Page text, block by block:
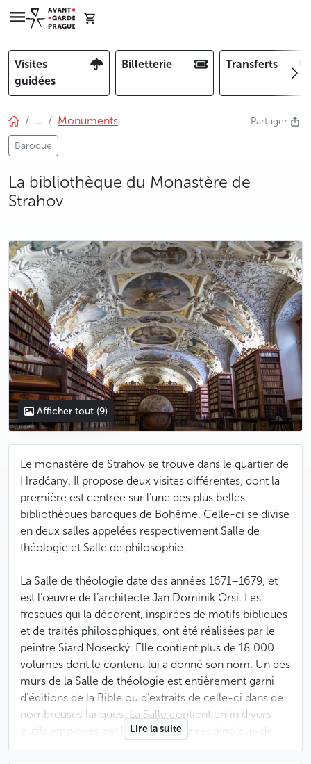
Visites
guidées
Billetterie Transferts
… Monuments
Baroque
Partager
La bibliothèque du Monastère de
Strahov
photo 5
photo 6
photo 7
photo 8
photo 9
Afficher tout (9)
Le monastère de Strahov se trouve dans le quartier de
Hradčany. Il propose deux visites différentes, dont la
première est centrée sur l’une des plus belles
bibliothèques baroques de Bohême. Celle-ci se divise
en deux salles appelées respectivement Salle de
théologie et Salle de philosophie.
La Salle de théologie date des années 1671–1679, et
est l’œuvre de l’architecte Jan Dominik Orsi. Les
fresques qui la décorent, inspirées de motifs bibliques
et de traités philosophiques, ont été réalisées par le
peintre Siard Nosecký. Elle contient plus de 18 000
volumes dont le contenu lui a donné son nom. Un des
murs de la Salle de théologie est entièrement garni
d’éditions de la Bible ou d’extraits de celle-ci dans de
nombreuses langues. La Salle contient enfin divers
outils employés par les bibliothécaires ainsi que de
nombreux globes terrestres et célestes.
Lire la suite